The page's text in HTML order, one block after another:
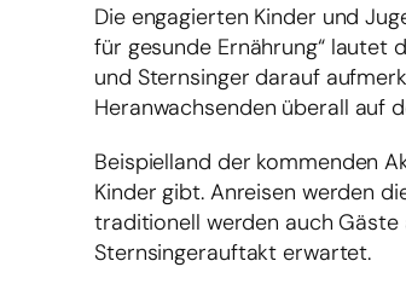
Die engagierten Kinder und
für gesunde Ernährung“ lautet
und Sternsinger darauf
Heranwachsenden überall auf
Beispielland der kommenden
Kinder gibt. Anreisen werden
traditionell werden auch
Sternsingerauftakt erwartet.